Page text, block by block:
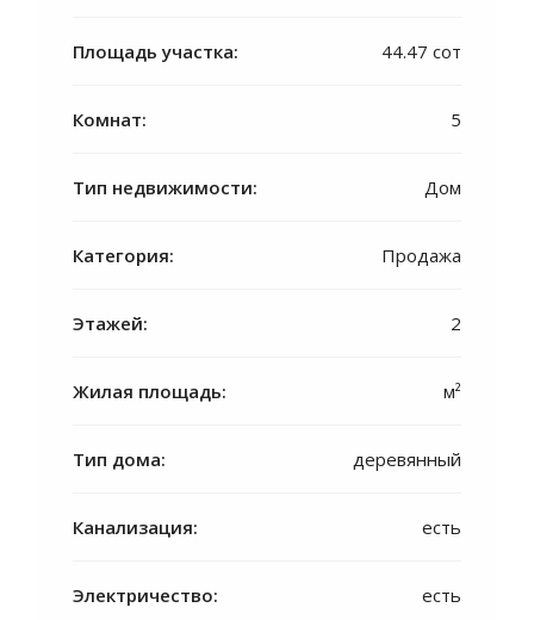
Площадь участка: 44.47 сот
Комнат: 5
Тип недвижимости: Дом
Категория: Продажа
Этажей: 2
Жилая площадь: м²
Тип дома: деревянный
Канализация: есть
Электричество: есть